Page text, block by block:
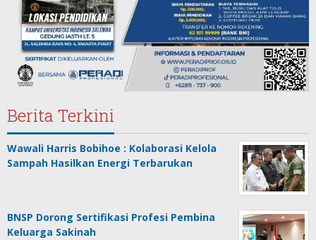
Berita Terkini
Wawali Harris Bobihoe : Kolaborasi Kelola
Sampah Hasilkan Energi Terbarukan
BNSP Dorong Sertifikasi Profesi Pembina
Keluarga Sakinah